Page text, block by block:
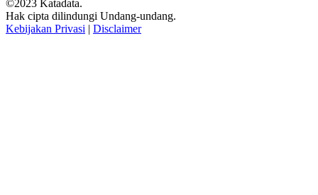
©2023 Katadata.
Hak cipta dilindungi Undang-undang.
Kebijakan Privasi | Disclaimer